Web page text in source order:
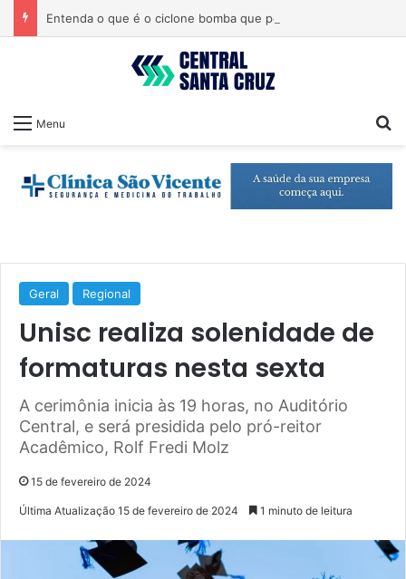
Menu
Geral Regional
Unisc realiza solenidade de
formaturas nesta sexta
A cerimônia inicia às 19 horas, no Auditório
Central, e será presidida pelo pró-reitor
Acadêmico, Rolf Fredi Molz
15 de fevereiro de 2024
Última Atualização 15 de fevereiro de 2024 1 minuto de leitura